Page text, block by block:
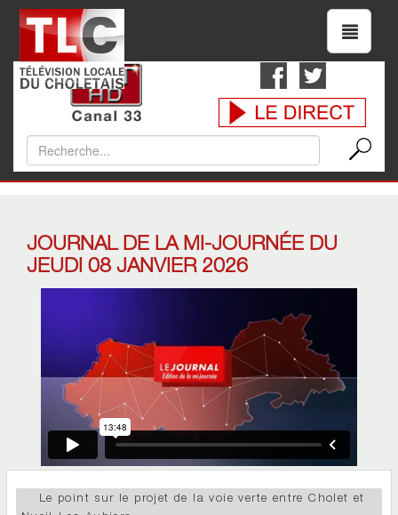
JOURNAL DE LA MI-JOURNÉE DU
JEUDI 08 JANVIER 2026
Le point sur le projet de la voie verte entre Cholet et